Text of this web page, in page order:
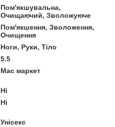
Пом'якшувальна,
Очищаючий, Зволожуюче
Пом'якшення, Зволоження,
Очищення
Ноги, Руки, Тіло
5.5
Мас маркет
Ні
Ні
Унісекс